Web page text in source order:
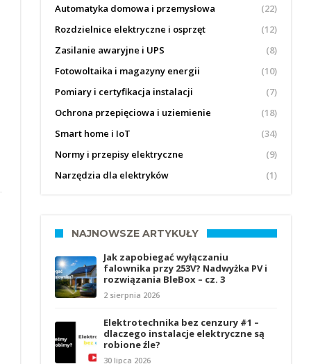
Automatyka domowa i przemysłowa
(22)
Rozdzielnice elektryczne i osprzęt
(12)
Zasilanie awaryjne i UPS
(8)
Fotowoltaika i magazyny energii
(10)
Pomiary i certyfikacja instalacji
(7)
Ochrona przepięciowa i uziemienie
(18)
Smart home i IoT
(34)
Normy i przepisy elektryczne
(9)
Narzędzia dla elektryków
(1)
NAJNOWSZE ARTYKUŁY
Jak zapobiegać wyłączaniu
falownika przy 253V? Nadwyżka PV i
rozwiązania BleBox – cz. 3
2 sierpnia 2026
Elektrotechnika bez cenzury #1 –
dlaczego instalacje elektryczne są
robione źle?
30 lipca 2026